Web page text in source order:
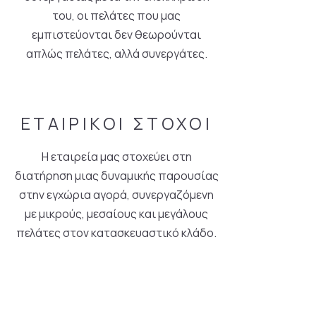
του, οι πελάτες που μας
εμπιστεύονται δεν θεωρούνται
απλώς πελάτες, αλλά συνεργάτες.
ΕΤΑΙΡΙΚΟΙ ΣΤΟΧΟΙ
Η εταιρεία μας στοχεύει στη
διατήρηση μιας δυναμικής παρουσίας
στην εγχώρια αγορά, συνεργαζόμενη
με μικρούς, μεσαίους και μεγάλους
πελάτες στον κατασκευαστικό κλάδο.